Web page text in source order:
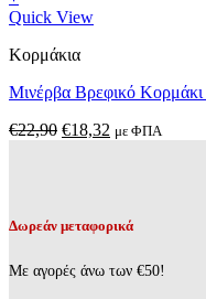
Αυτό
προϊόν
πολλαπλές
Οι
στη
του
Quick View
Κορμάκια
Μινέρβα Βρεφικό
€22,90 Original
€18,32 Η
με ΦΠΑ
Δωρεάν μεταφορικά
Με αγορές άνω των €50!